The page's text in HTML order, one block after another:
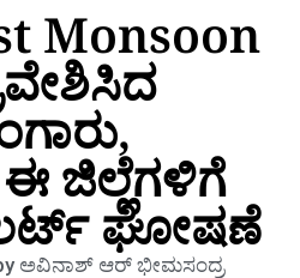
Monsoon
ಜಿಲ್ಲೆಗಳಿಗೆ
ಘೋಷಣೆ
ಅವಿನಾಶ್‌ ಆರ್‌ ಭೀಮಸಂದ್ರ